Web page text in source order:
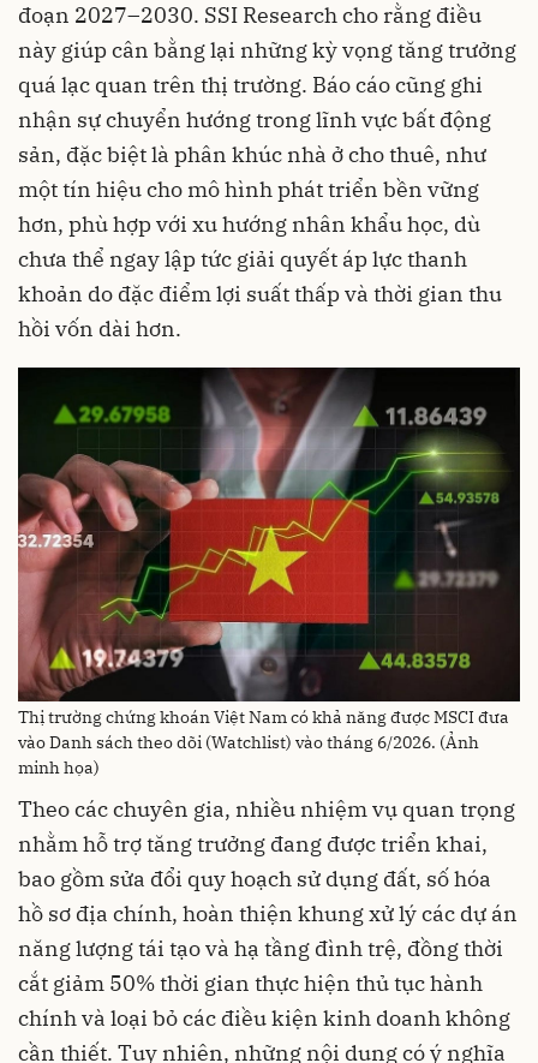
đoạn 2027–2030. SSI Research cho rằng điều
này giúp cân bằng lại những kỳ vọng tăng trưởng
quá lạc quan trên thị trường. Báo cáo cũng ghi
nhận sự chuyển hướng trong lĩnh vực bất động
sản, đặc biệt là phân khúc nhà ở cho thuê, như
một tín hiệu cho mô hình phát triển bền vững
hơn, phù hợp với xu hướng nhân khẩu học, dù
chưa thể ngay lập tức giải quyết áp lực thanh
khoản do đặc điểm lợi suất thấp và thời gian thu
hồi vốn dài hơn.
Thị trường chứng khoán Việt Nam có khả năng được MSCI đưa
vào Danh sách theo dõi (Watchlist) vào tháng 6/2026. (Ảnh
minh họa)
Theo các chuyên gia, nhiều nhiệm vụ quan trọng
nhằm hỗ trợ tăng trưởng đang được triển khai,
bao gồm sửa đổi quy hoạch sử dụng đất, số hóa
hồ sơ địa chính, hoàn thiện khung xử lý các dự án
năng lượng tái tạo và hạ tầng đình trệ, đồng thời
cắt giảm 50% thời gian thực hiện thủ tục hành
chính và loại bỏ các điều kiện kinh doanh không
cần thiết. Tuy nhiên, những nội dung có ý nghĩa